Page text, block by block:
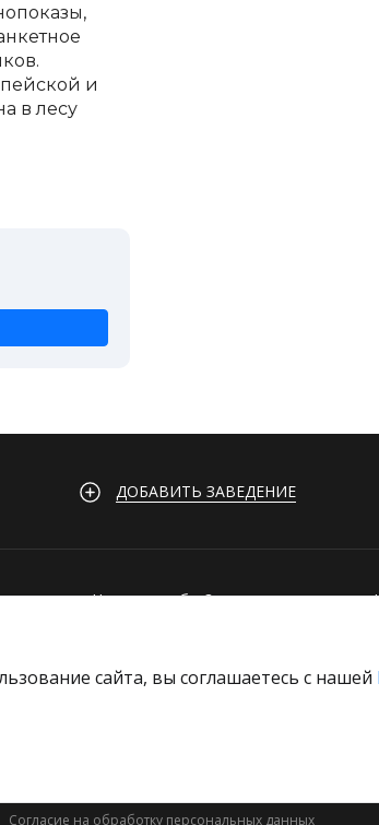
и
в лесу
ДОБАВИТЬ ЗАВЕДЕНИЕ
Нашли ошибку?
Вакансии
Согласие на обработку персональных данных
сайта, вы соглашаетесь с нашей